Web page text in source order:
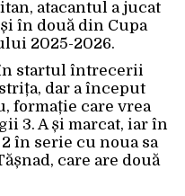
atacantul a jucat
în două din Cupa
2025-2026.
startul întrecerii
dar a început
formație care vrea
3. A și marcat, iar în
în serie cu noua sa
care are două